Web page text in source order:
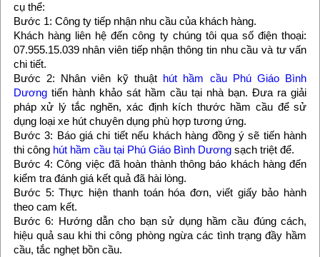
cụ thể:
Bước 1: Công ty tiếp nhận nhu cầu của khách hàng.
Khách hàng liên hệ đến công ty chúng tôi qua số điện thoại:
07.955.15.039 nhân viên tiếp nhận thông tin nhu cầu và tư vấn
chi tiết.
Bước 2: Nhân viên kỹ thuật hút hầm cầu Phú Giáo Bình
Dươngtiến hành khảo sát hầm cầu tại nhà bạn. Đưa ra giải
pháp xử lý tắc nghẽn, xác định kích thước hầm cầu để sử
dụng loại xe hút chuyên dụng phù hợp tương ứng.
Bước 3: Báo giá chi tiết nếu khách hàng đồng ý sẽ tiến hành
thi công hút hầm cầu tại Phú Giáo Bình Dươngsạch triệt để.
Bước 4: Công việc đã hoàn thành thông báo khách hàng đến
kiểm tra đánh giá kết quả đã hài lòng.
Bước 5: Thực hiện thanh toán hóa đơn, viết giấy bảo hành
theo cam kết.
Bước 6: Hướng dẫn cho bạn sử dụng hầm cầu đúng cách,
hiệu quả sau khi thi công phòng ngừa các tình trạng đầy hầm
cầu, tắc nghẹt bồn cầu.